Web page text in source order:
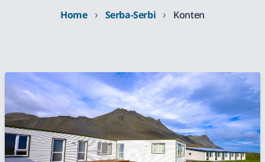
Home › Serba-Serbi › Konten